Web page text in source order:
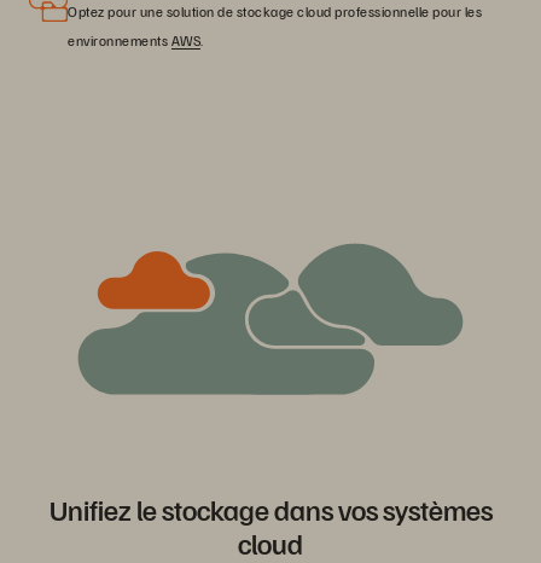
Optez pour une solution de stockage cloud professionnelle pour les
environnements AWS
Unifiez le stockage dans vos systèmes
cloud